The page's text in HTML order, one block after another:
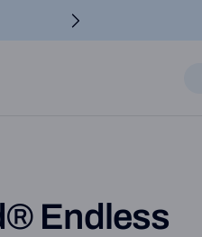
Endless